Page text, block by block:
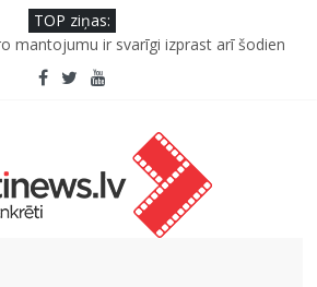
TOP ziņas:
mantojumu ir svarīgi izprast arī šodien
realitāte
padomi un receptes, kas var
singlu “Plkst. 3.00” no topošā albuma
aicina palīdzēt atjaunot Jašas upes
izturēs mākslīgā intelekta laikmetu